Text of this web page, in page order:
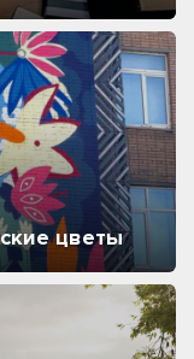
цветы